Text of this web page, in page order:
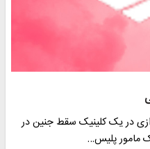
در یک کلینیک سقط جنین در
مامور پلیس…